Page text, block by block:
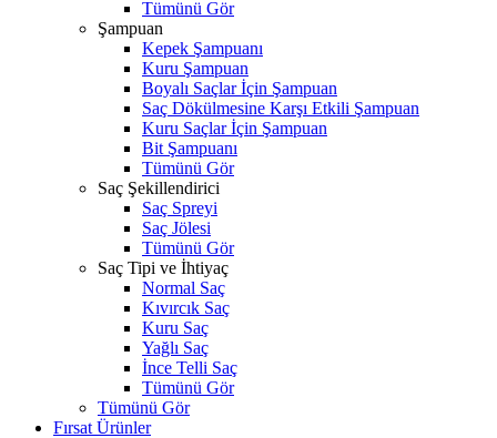
Tümünü Gör
Şampuan
Kepek Şampuanı
Kuru Şampuan
Boyalı Saçlar İçin Şampuan
Saç Dökülmesine Karşı Etkili Şampuan
Kuru Saçlar İçin Şampuan
Bit Şampuanı
Tümünü Gör
Saç Şekillendirici
Saç Spreyi
Saç Jölesi
Tümünü Gör
Saç Tipi ve İhtiyaç
Normal Saç
Kıvırcık Saç
Kuru Saç
Yağlı Saç
İnce Telli Saç
Tümünü Gör
Tümünü Gör
Fırsat Ürünler